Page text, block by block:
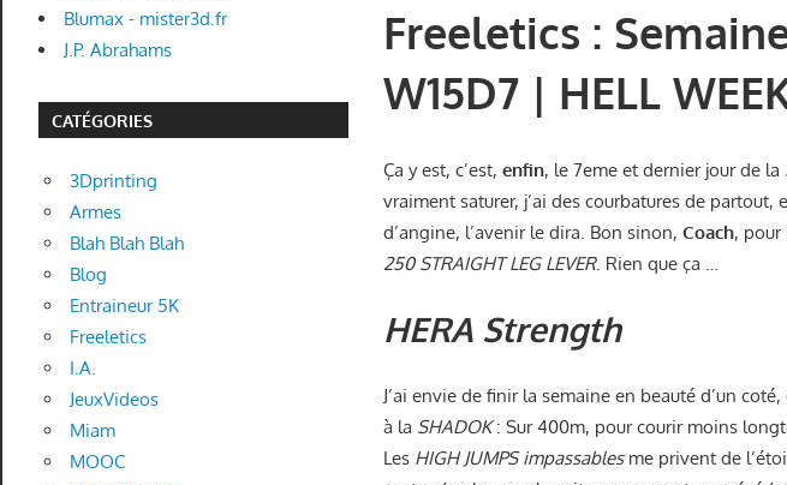
Freeletics : Semaine
W15D7 | HELL
Ça y est, c’est,enfin, le 7eme et dernier jour de la
vraiment saturer, j’ai des courbatures de
d’angine, l’avenir le dira. Bon sinon,Coach, pour
250 STRAIGHT LEG LEVER. Rien que ça …
HERA Strength
J’ai envie de finir la semaine en beauté d’un
à la SHADOK: Sur 400m, pour courir moins
Les HIGH JUMPS impassablesme privent de
Blumax - mister3d.fr
J.P. Abrahams
CATÉGORIES
3Dprinting
Armes
Blah Blah Blah
Blog
Entraineur 5K
Freeletics
I.A.
JeuxVideos
Miam
MOOC